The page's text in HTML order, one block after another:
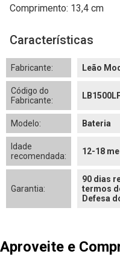
Comprimento: 13,4 cm
Características
Fabricante: Leão
Código do
Fabricante:
Modelo: Bateria
Idade
recomendada:
12-18
Garantia:
90 dias
termos
Defesa
Aproveite e